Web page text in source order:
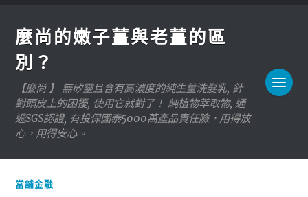
麼尚的嫩子薑與老薑的區
別？
【麼尚 】 無矽靈且含有高濃度的純生薑洗髮乳, 針
對頭皮上的困擾, 使用它就對了！ 純植物萃取物, 通
過SGS認證, 有投保國泰5000萬產品責任險，用得放
心，用得安心。
當舖金融